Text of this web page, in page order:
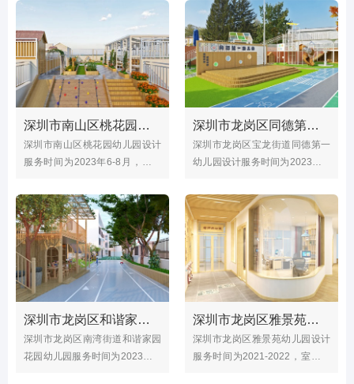
深圳市南山区桃花园幼儿园（屋顶设计改造）
深圳市南山区桃花园幼儿园设计
服务时间为2023年6-8月，施工
前操场改造，美术室等；幼儿园
环境优美，从幼儿需求和视角出
发，创建自然，开放，趣味的环
境，今年独出心裁创设屋顶种植
园，以绿色场地开展自然主题活
动，让孩子们感受自然的快乐。
深圳市龙岗区同德第一幼儿园（户外操场改造）
深圳市龙岗区宝龙街道同德第一
幼儿园设计服务时间为2023年6-
外设计，操场改造，升旗台， 玩
水池等；幼儿园户外场地宽广，
还有游乐设施与体育器械能满足
孩子们的户外活动，今年翻新户
外操场，升旗台让整个幼儿园焕
然一新。
深圳市龙岗区和谐家园花园幼儿园（户外修缮工程）
深圳市龙岗区南湾街道和谐家园
花园幼儿园服务时间为2023年7-
深圳市龙岗区雅景苑幼儿园（室内设计）
深圳市龙岗区雅景苑幼儿园设计
服务时间为2021-2022，室内设